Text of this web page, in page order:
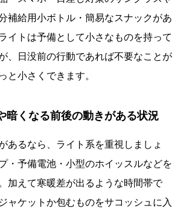
補給用小ボトル・簡易なスナックがあ
イトは予備として小さなものを持って
、日没前の行動であれば不要なことが
と小さくできます。
暗くなる前後の動きがある状況
あるなら、ライト系を重視しましょ
・予備電池・小型のホイッスルなどを
加えて寒暖差が出るような時間帯で
ャケットか包むものをサコッシュに入